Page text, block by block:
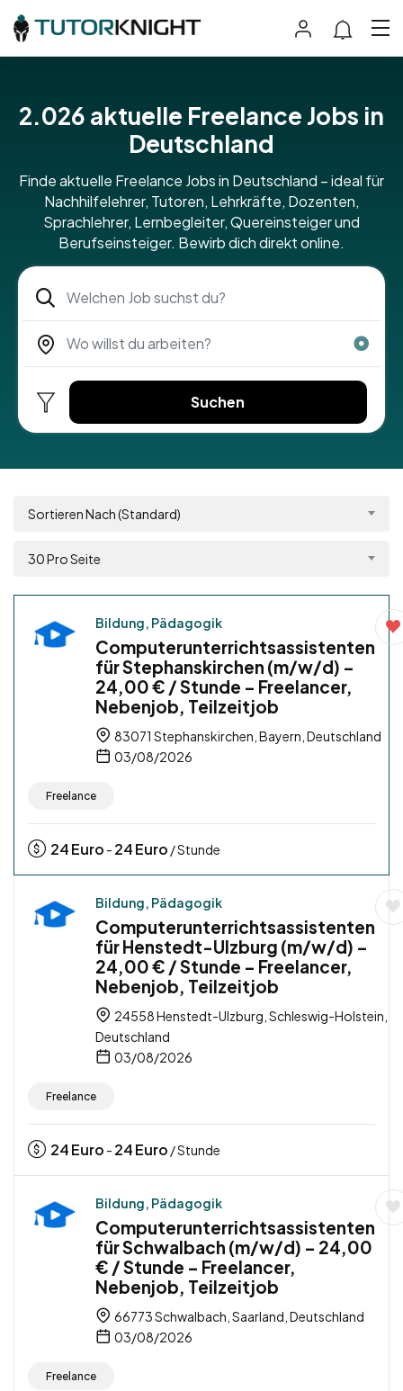
2.026 aktuelle Freelance Jobs in
Deutschland
Finde aktuelle Freelance Jobs in Deutschland – ideal für
Nachhilfelehrer, Tutoren, Lehrkräfte, Dozenten,
Sprachlehrer, Lernbegleiter, Quereinsteiger und
Berufseinsteiger. Bewirb dich direkt online.
Suchen
Sortieren Nach (Standard)
30 Pro Seite
Bildung, Pädagogik
Computerunterrichtsassistenten
für Stephanskirchen (m/w/d) –
24,00 € / Stunde – Freelancer,
Nebenjob, Teilzeitjob
83071 Stephanskirchen, Bayern, Deutschland
03/08/2026
Freelance
24Euro - 24Euro / Stunde
Bildung, Pädagogik
Computerunterrichtsassistenten
für Henstedt-Ulzburg (m/w/d) –
24,00 € / Stunde – Freelancer,
Nebenjob, Teilzeitjob
24558 Henstedt-Ulzburg, Schleswig-Holstein,
Deutschland
03/08/2026
Freelance
24Euro - 24Euro / Stunde
Bildung, Pädagogik
Computerunterrichtsassistenten
für Schwalbach (m/w/d) – 24,00
€ / Stunde – Freelancer,
Nebenjob, Teilzeitjob
66773 Schwalbach, Saarland, Deutschland
03/08/2026
Freelance